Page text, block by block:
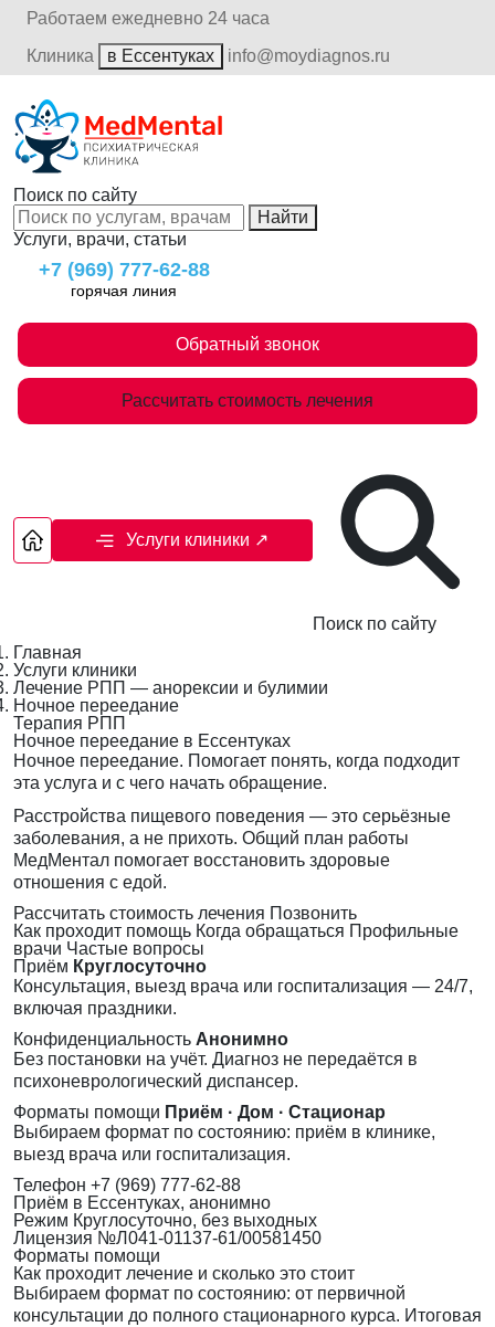
Работаем ежедневно 24 часа
Клиника
в Ессентуках info@moydiagnos.ru
Поиск по сайту
Найти
Услуги, врачи, статьи
+7 (969) 777-62-88
горячая линия
Обратный звонок
Рассчитать стоимость лечения
Услуги клиники ↗
Поиск по сайту
Главная
Услуги клиники
Лечение РПП — анорексии и булимии
Ночное переедание
Терапия РПП
Ночное переедание в Ессентуках
Ночное переедание. Помогает понять, когда подходит
эта услуга и с чего начать обращение.
Расстройства пищевого поведения — это серьёзные
заболевания, а не прихоть. Общий план работы
МедМентал помогает восстановить здоровые
отношения с едой.
Рассчитать стоимость лечения Позвонить
Как проходит помощь Когда обращаться Профильные
врачи Частые вопросы
Приём Круглосуточно
Консультация, выезд врача или госпитализация — 24/7,
включая праздники.
Конфиденциальность Анонимно
Без постановки на учёт. Диагноз не передаётся в
психоневрологический диспансер.
Форматы помощи Приём · Дом · Стационар
Выбираем формат по состоянию: приём в клинике,
выезд врача или госпитализация.
Телефон +7 (969) 777-62-88
Приём в Ессентуках, анонимно
Режим Круглосуточно, без выходных
Лицензия №Л041-01137-61/00581450
Форматы помощи
Как проходит лечение и сколько это стоит
Выбираем формат по состоянию: от первичной
консультации до полного стационарного курса. Итоговая